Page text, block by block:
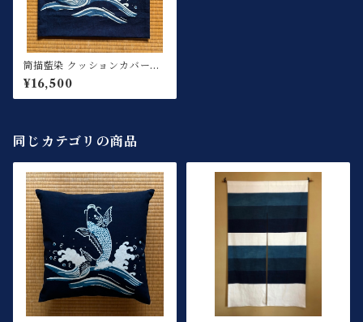
筒描藍染 クッションカバー
登り鯉
¥16,500
同じカテゴリの商品